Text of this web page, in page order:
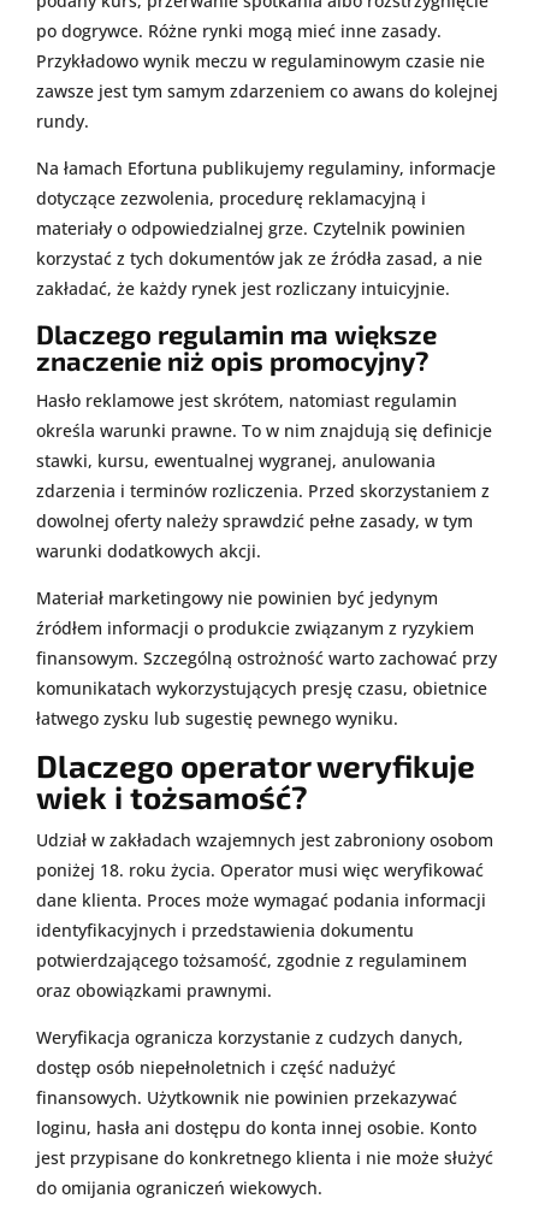
po dogrywce. Różne rynki mogą mieć inne zasady.
Przykładowo wynik meczu w regulaminowym czasie nie
zawsze jest tym samym zdarzeniem co awans do kolejnej
rundy.
Na łamach Efortuna publikujemy regulaminy, informacje
dotyczące zezwolenia, procedurę reklamacyjną i
materiały o odpowiedzialnej grze. Czytelnik powinien
korzystać z tych dokumentów jak ze źródła zasad, a nie
zakładać, że każdy rynek jest rozliczany intuicyjnie.
Dlaczego regulamin ma większe
znaczenie niż opis promocyjny?
Hasło reklamowe jest skrótem, natomiast regulamin
określa warunki prawne. To w nim znajdują się definicje
stawki, kursu, ewentualnej wygranej, anulowania
zdarzenia i terminów rozliczenia. Przed skorzystaniem z
dowolnej oferty należy sprawdzić pełne zasady, w tym
warunki dodatkowych akcji.
Materiał marketingowy nie powinien być jedynym
źródłem informacji o produkcie związanym z ryzykiem
finansowym. Szczególną ostrożność warto zachować przy
komunikatach wykorzystujących presję czasu, obietnice
łatwego zysku lub sugestię pewnego wyniku.
Dlaczego operator weryfikuje
wiek i tożsamość?
Udział w zakładach wzajemnych jest zabroniony osobom
poniżej 18. roku życia. Operator musi więc weryfikować
dane klienta. Proces może wymagać podania informacji
identyfikacyjnych i przedstawienia dokumentu
potwierdzającego tożsamość, zgodnie z regulaminem
oraz obowiązkami prawnymi.
Weryfikacja ogranicza korzystanie z cudzych danych,
dostęp osób niepełnoletnich i część nadużyć
finansowych. Użytkownik nie powinien przekazywać
loginu, hasła ani dostępu do konta innej osobie. Konto
jest przypisane do konkretnego klienta i nie może służyć
do omijania ograniczeń wiekowych.